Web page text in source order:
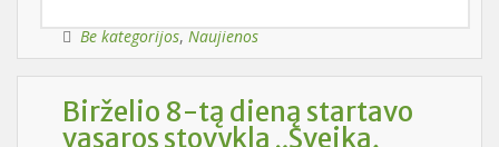
Be kategorijos, Naujienos
Birželio 8-tą dieną startavo
vasaros stovykla „Sveika,